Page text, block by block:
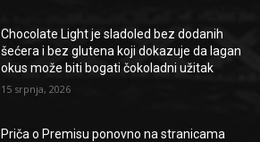
Chocolate Light je sladoled bez dodanih
šećera i bez glutena koji dokazuje da lagan
okus može biti bogati čokoladni užitak
15 srpnja, 2026
Priča o Premisu ponovno na stranicama